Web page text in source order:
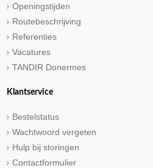
Openingstijden
Routebeschrijving
Referenties
Vacatures
TANDIR Donermes
Klantservice
Bestelstatus
Wachtwoord vergeten
Hulp bij storingen
Contactformulier